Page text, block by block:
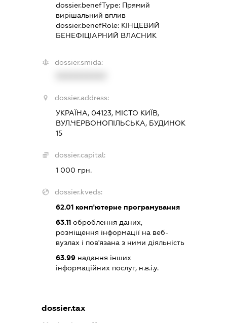
dossier.benefType: Прямий
вирішальний вплив
dossier.benefRole: КІНЦЕВИЙ
БЕНЕФІЦІАРНИЙ ВЛАСНИК
dossier.smida:
dossier.address:
УКРАЇНА, 04123, МІСТО КИЇВ,
ВУЛ.ЧЕРВОНОПІЛЬСЬКА, БУДИНОК
15
dossier.capital:
1 000 грн.
dossier.kveds:
62.01комп'ютерне програмування
63.11оброблення даних,
розміщення інформації на веб-
вузлах і пов'язана з ними діяльність
63.99надання інших
інформаційних послуг, н.в.і.у.
dossier.tax